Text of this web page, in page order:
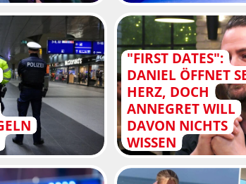
"FIRST DATES":
DANIEL ÖFFNET
HERZ, DOCH
ANNEGRET WILL
DAVON NICHTS
WISSEN